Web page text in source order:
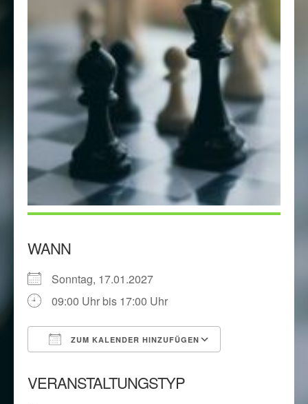
WANN
Sonntag, 17.01.2027
09:00 Uhr bis 17:00 Uhr
ZUM KALENDER HINZUFÜGEN
VERANSTALTUNGSTYP